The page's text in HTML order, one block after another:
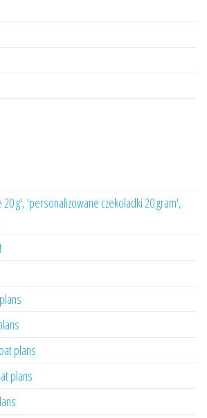
g', 'personalizowane czekoladki 20 gram',
plans
plans